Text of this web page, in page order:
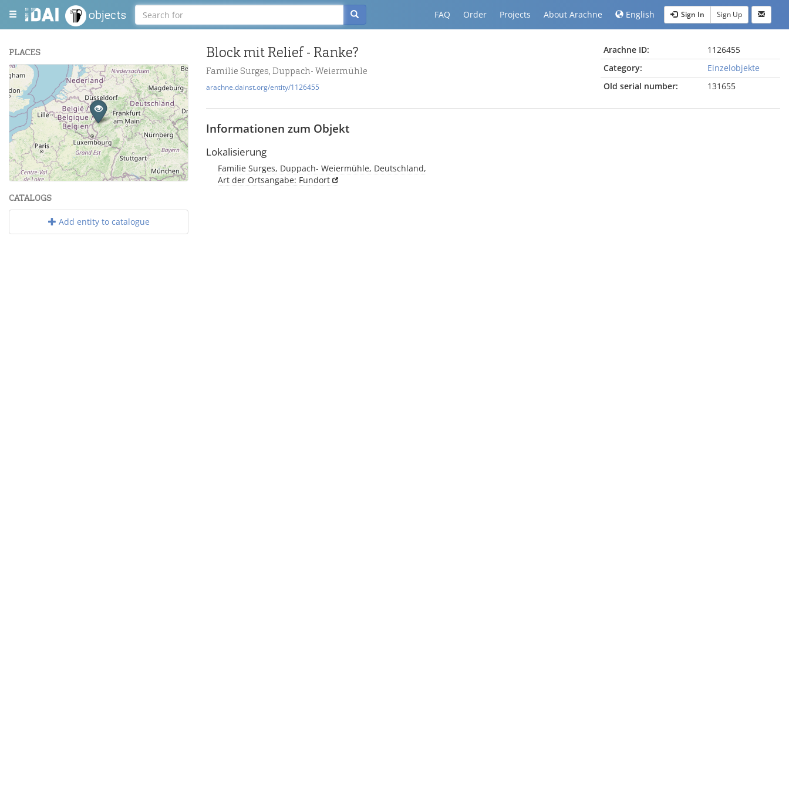
objects FAQ Order Projects About Arachne English Sign In Sign Up
PLACES
+
−
Leaflet| Maps and Data ©OpenStreetMap.
CATALOGS
Add entity to catalogue
Block mit Relief - Ranke?
Familie Surges, Duppach- Weiermühle
arachne.dainst.org/entity/1126455
Arachne ID:
1126455
Category:
Einzelobjekte
Old serial number:
131655
Informationen zum Objekt
Lokalisierung
Familie Surges, Duppach- Weiermühle, Deutschland,
Art der Ortsangabe: Fundort